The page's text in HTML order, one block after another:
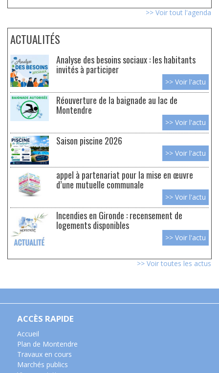
>> Voir tout l'agenda
ACTUALITÉS
Analyse des besoins sociaux : les habitants
invités à participer
>> Voir l'actu
Réouverture de la baignade au lac de
Montendre
>> Voir l'actu
Saison piscine 2026
>> Voir l'actu
appel à partenariat pour la mise en œuvre
d’une mutuelle communale
>> Voir l'actu
Incendies en Gironde : recensement de
logements disponibles
>> Voir l'actu
>> Voir toutes les actus
ACCÈS RAPIDE
Accueil
Plan de Montendre
Travaux en cours
Marchés publics